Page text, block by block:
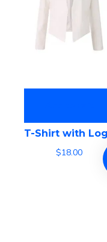
T-Shirt with
$18.00